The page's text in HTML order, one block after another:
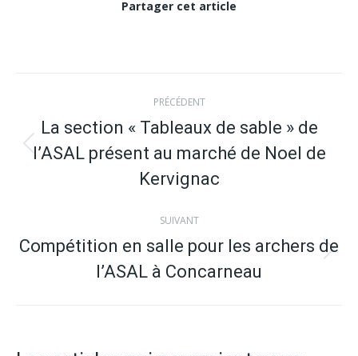
Partager cet article
Navigation
article
PRÉCÉDENT
Article
précédent
La section « Tableaux de sable » de
l’ASAL présent au marché de Noel de
Kervignac
SUIVANT
Article
suivant
Compétition en salle pour les archers de
l’ASAL à Concarneau